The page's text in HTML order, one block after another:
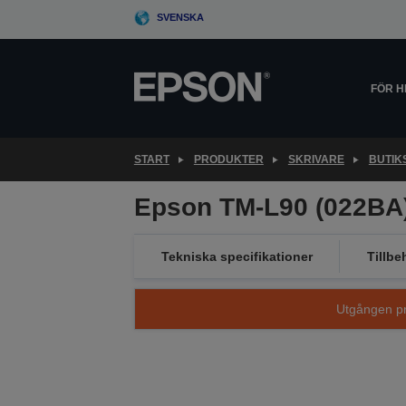
SVENSKA
FÖR
START PRODUKTER SKRIVARE
Epson TM-L90
Tekniska specifikationer
Utgången